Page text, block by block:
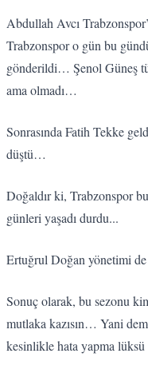
Abdullah Avcı
Trabzonspor o gün bu
gönderildi… Şenol Güneş
ama olmadı…
Sonrasında Fatih Tekke
düştü…
Doğaldır ki, Trabzonspor
günleri yaşadı durdu...
Ertuğrul Doğan yönetimi
Sonuç olarak, bu sezonu
mutlaka kazısın… Yani
kesinlikle hata yapma